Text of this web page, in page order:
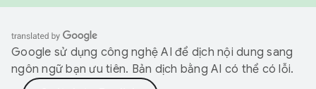
Google sử dụng công nghệ AI để dịch nội dung sang
ngôn ngữ bạn ưu tiên. Bản dịch bằng AI có thể có lỗi.